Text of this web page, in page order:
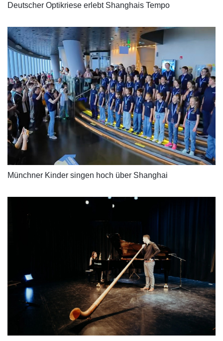
Deutscher Optikriese erlebt Shanghais Tempo
Münchner Kinder singen hoch über Shanghai